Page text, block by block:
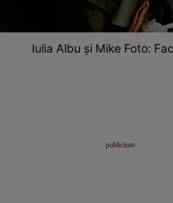
Iulia Albu și Mike Foto: